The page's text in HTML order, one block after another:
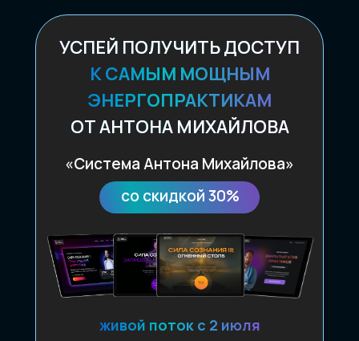
УСПЕЙ ПОЛУЧИТЬ ДОСТУП
К САМЫМ МОЩНЫМ
ЭНЕРГОПРАКТИКАМ
ОТ АНТОНА МИХАЙЛОВА
«Система Антона Михайлова»
со скидкой 30%
живой поток с 2 июля